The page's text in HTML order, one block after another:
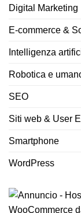
Digital Marketing
E-commerce &
Intelligenza
Robotica e
SEO
Siti web & User
Smartphone
WordPress